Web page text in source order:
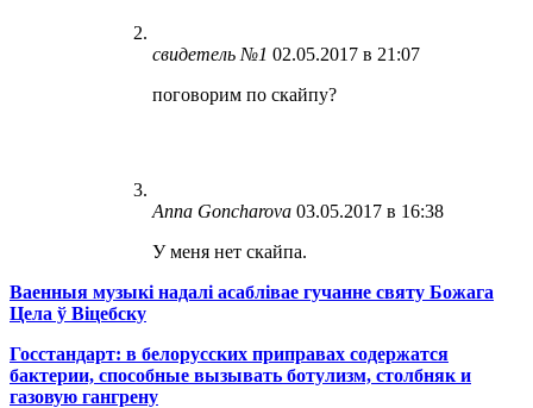
свидетель №1 02.05.2017 в 21:07
поговорим по скайпу?
Anna Goncharova 03.05.2017 в 16:38
У меня нет скайпа.
Ваенныя музыкі надалі асаблівае гучанне святу Божага
Цела ў Віцебску
Госстандарт: в белорусских приправах содержатся
бактерии, способные вызывать ботулизм, столбняк и
газовую гангрену